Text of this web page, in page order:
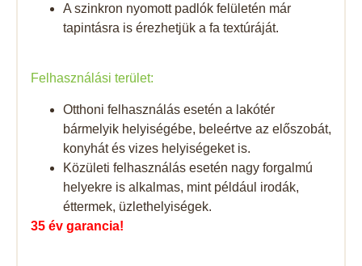
A szinkron nyomott padlók felületén már
tapintásra is érezhetjük a fa textúráját.
Felhasználási terület:
Otthoni felhasználás esetén a lakótér
bármelyik helyiségébe, beleértve az előszobát,
konyhát és vizes helyiségeket is.
Közületi felhasználás esetén nagy forgalmú
helyekre is alkalmas, mint például irodák,
éttermek, üzlethelyiségek.
35 év garancia!